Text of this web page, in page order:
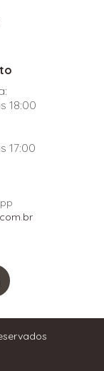
18:00
17:00